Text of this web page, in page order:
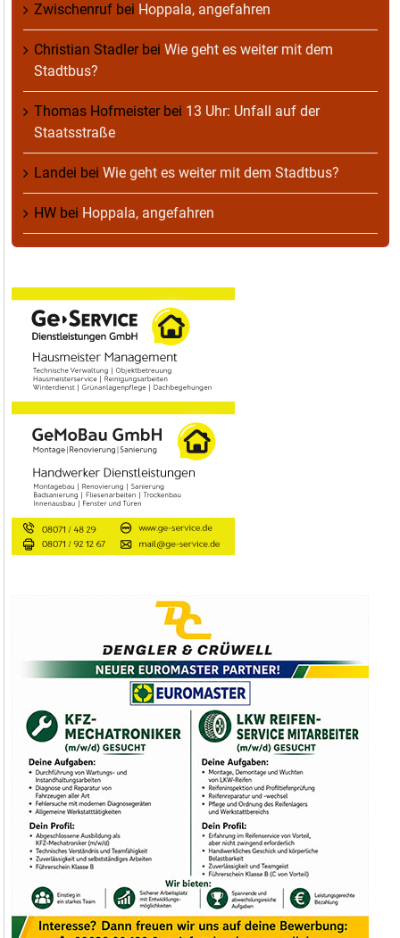
Zwischenruf bei Hoppala, angefahren
Christian Stadlerbei Wie geht es weiter mit dem
Stadtbus?
Thomas Hofmeisterbei 13 Uhr: Unfall auf der
Staatsstraße
Landei bei Wie geht es weiter mit dem Stadtbus?
HW bei Hoppala, angefahren